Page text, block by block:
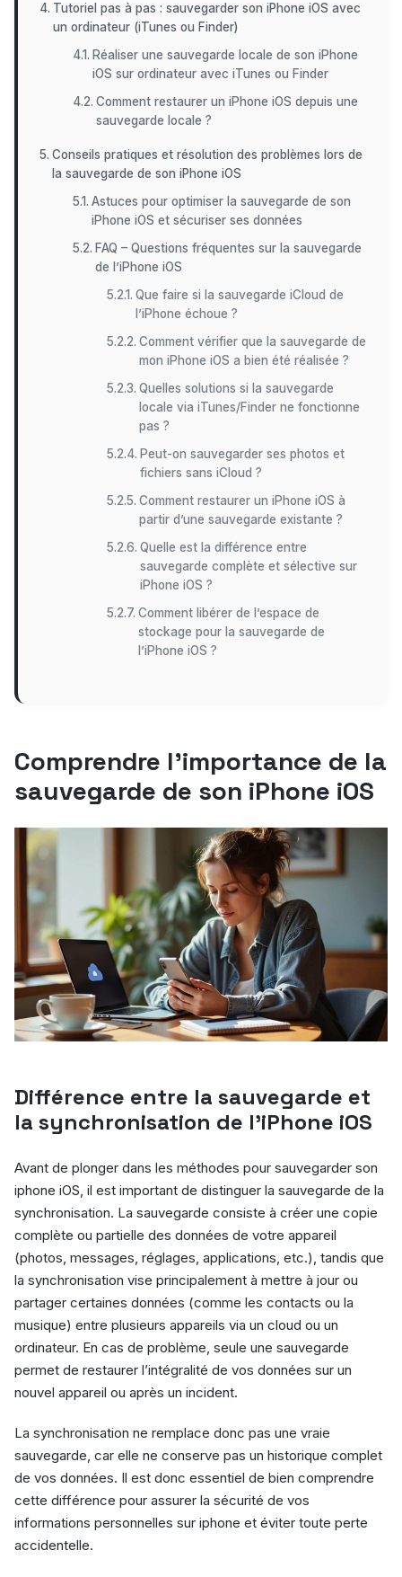
Tutoriel pas à pas : sauvegarder son iPhone iOS avec
un ordinateur (iTunes ou Finder)
Réaliser une sauvegarde locale de son iPhone
iOS sur ordinateur avec iTunes ou Finder
Comment restaurer un iPhone iOS depuis une
sauvegarde locale ?
Conseils pratiques et résolution des problèmes lors de
la sauvegarde de son iPhone iOS
Astuces pour optimiser la sauvegarde de son
iPhone iOS et sécuriser ses données
FAQ – Questions fréquentes sur la sauvegarde
de l’iPhone iOS
Que faire si la sauvegarde iCloud de
l’iPhone échoue ?
Comment vérifier que la sauvegarde de
mon iPhone iOS a bien été réalisée ?
Quelles solutions si la sauvegarde
locale via iTunes/Finder ne fonctionne
pas ?
Peut-on sauvegarder ses photos et
fichiers sans iCloud ?
Comment restaurer un iPhone iOS à
partir d’une sauvegarde existante ?
Quelle est la différence entre
sauvegarde complète et sélective sur
iPhone iOS ?
Comment libérer de l’espace de
stockage pour la sauvegarde de
l’iPhone iOS ?
Comprendre l’importance de la
sauvegarde de son iPhone iOS
Différence entre la sauvegarde et
la synchronisation de l’iPhone iOS
Avant de plonger dans les méthodes pour sauvegarder son
iphone iOS, il est important de distinguer la sauvegarde de la
synchronisation. La sauvegarde consiste à créer une copie
complète ou partielle des données de votre appareil
(photos, messages, réglages, applications, etc.), tandis que
la synchronisation vise principalement à mettre à jour ou
partager certaines données (comme les contacts ou la
musique) entre plusieurs appareils via un cloud ou un
ordinateur. En cas de problème, seule une sauvegarde
permet de restaurer l’intégralité de vos données sur un
nouvel appareil ou après un incident.
La synchronisation ne remplace donc pas une vraie
sauvegarde, car elle ne conserve pas un historique complet
de vos données. Il est donc essentiel de bien comprendre
cette différence pour assurer la sécurité de vos
informations personnelles sur iphone et éviter toute perte
accidentelle.